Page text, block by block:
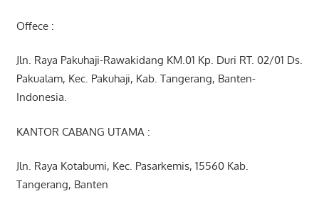
Offece :
Jln. Raya Pakuhaji-Rawakidang KM.01 Kp. Duri RT. 02/01 Ds.
Pakualam, Kec. Pakuhaji, Kab. Tangerang, Banten-
Indonesia.
KANTOR CABANG UTAMA :
Jln. Raya Kotabumi, Kec. Pasarkemis, 15560 Kab.
Tangerang, Banten